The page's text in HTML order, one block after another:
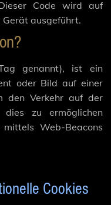
Code wird auf
Gerät ausgeführt.
genannt), ist ein
oder Bild auf einer
den Verkehr auf der
zu ermöglichen
Web-Beacons
Cookies